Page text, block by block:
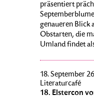
präsentiert
genaueren Blick
Obstarten, die
Umland findet
18. September
Literaturcafé
18. Elstercon